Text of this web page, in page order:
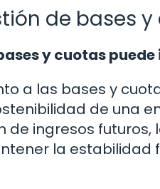
de bases
y cuotas
a las bases y
de una
de ingresos
la